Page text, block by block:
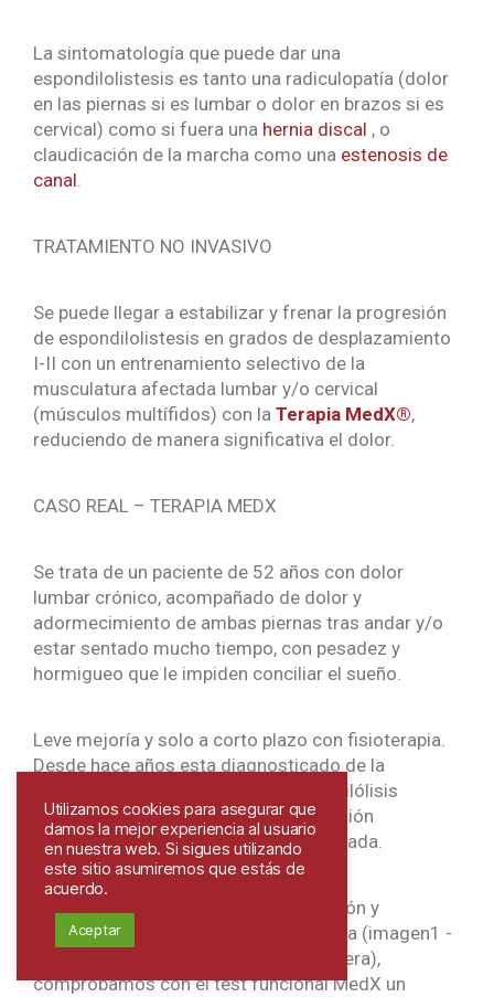
La sintomatología que puede dar una
espondilolistesis es tanto una radiculopatía (dolor
en las piernas si es lumbar o dolor en brazos si es
cervical) como si fuera una hernia discal , o
claudicación de la marcha como una estenosis de
canal.
TRATAMIENTO NO INVASIVO
Se puede llegar a estabilizar y frenar la progresión
de espondilolistesis en grados de desplazamiento
I-II con un entrenamiento selectivo de la
musculatura afectada lumbar y/o cervical
(músculos multífidos) con la Terapia MedX®,
reduciendo de manera significativa el dolor.
CASO REAL – TERAPIA MEDX
Se trata de un paciente de 52 años con dolor
lumbar crónico, acompañado de dolor y
adormecimiento de ambas piernas tras andar y/o
estar sentado mucho tiempo, con pesadez y
hormigueo que le impiden conciliar el sueño.
Leve mejoría y solo a corto plazo con fisioterapia.
Desde hace años esta diagnosticado de la
espondilolistesis grado 2 con espondilólisis
bilateral con indicación de la intervención
quirúrgica con una fijación instrumentada.
Tras la consulta médica con exploración y
valoración de su resonancia magnética (imagen1 -
Listesis L5-S1 gr 2 con estenosis severa),
comprobamos con el test funcional MedX un
Utilizamos cookies para asegurar que
damos la mejor experiencia al usuario
en nuestra web. Si sigues utilizando
este sitio asumiremos que estás de
acuerdo.
Aceptar